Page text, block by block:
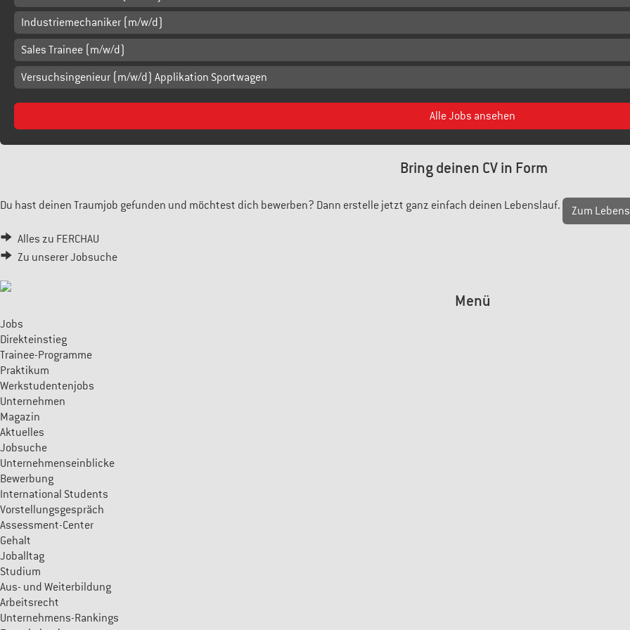
Industriemechaniker (m/w/d)
Sales Trainee (m/w/d)
Versuchsingenieur (m/w/d) Applikation Sportwagen
Alle Jobs ansehen
Bring deinen CV in Form
Du hast deinen Traumjob gefunden und möchtest dich bewerben? Dann erstelle jetzt ganz einfach deinen Lebenslauf. Zum
Alles zu FERCHAU
Zu unserer Jobsuche
Menü
Jobs
Direkteinstieg
Trainee-Programme
Praktikum
Werkstudentenjobs
Unternehmen
Magazin
Aktuelles
Jobsuche
Unternehmenseinblicke
Bewerbung
International Students
Vorstellungsgespräch
Assessment-Center
Gehalt
Joballtag
Studium
Aus- und Weiterbildung
Arbeitsrecht
Unternehmens-Rankings